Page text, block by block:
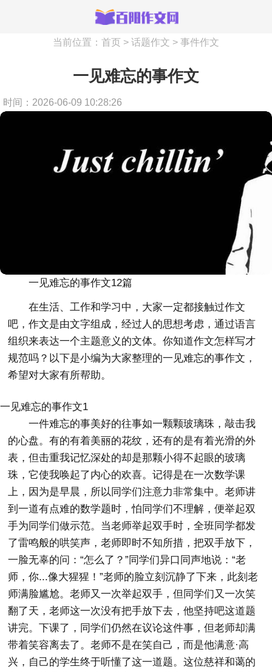
当前位置： 首页 > 话题作文 > 事件作文
一见难忘的事作文
时间：2026-06-09 10:28:26
一见难忘的事作文12篇
在生活、工作和学习中，大家一定都接触过作文
吧，作文是由文字组成，经过人的思想考虑，通过语言
组织来表达一个主题意义的文体。你知道作文怎样写才
规范吗？以下是小编为大家整理的一见难忘的事作文，
希望对大家有所帮助。
一见难忘的事作文1
一件难忘的事美好的往事如一颗颗玻璃珠，敲击我
的心盘。有的有着美丽的花纹，还有的是有着光滑的外
表，但击重我记忆深处的却是那颗小得不起眼的玻璃
珠，它使我唤起了内心的欢喜。记得是在一次数学课
上，因为是早晨，所以同学们注意力非常集中。老师讲
到一道有点难的数学题时，怕同学们不理解，便举起双
手为同学们做示范。当老师举起双手时，全班同学都发
了雷鸣般的哄笑声，老师即时不知所措，把双手放下，
一脸无辜的问：“怎么了？”同学们异口同声地说：“老
师，你...像大猩猩！”老师的脸立刻沉静了下来，此刻老
师满脸尴尬。老师又一次举起双手，但同学们又一次笑
翻了天，老师这一次没有把手放下去，他坚持吧这道题
讲完。下课了，同学们仍然在议论这件事，但老师却满
带着笑容离去了。老师不是在笑自己，而是他满意·高
兴，自己的学生终于听懂了这一道题。这位慈祥和蔼的